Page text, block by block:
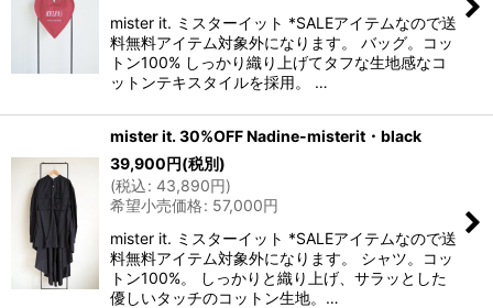
mister it. ミスターイット *SALEアイテムなので送
料無料アイテム対象外になります。 バッグ。コッ
トン100% しっかり織り上げてタフな生地感なコ
ットンテキスタイルを採用。 …
mister it. 30%OFF Nadine-misterit・black
39,900円(税別)
(税込: 43,890円)
希望小売価格: 57,000円
mister it. ミスターイット *SALEアイテムなので送
料無料アイテム対象外になります。 シャツ。コッ
トン100%。 しっかりと織り上げ、サラッとした
優しいタッチのコットン生地。…